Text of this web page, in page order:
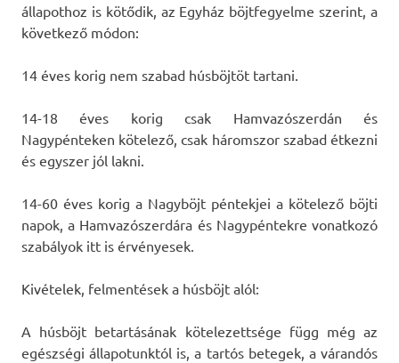
állapothoz is kötődik, az Egyház böjtfegyelme szerint, a
következő módon:
14 éves korig nem szabad húsböjtöt tartani.
14-18 éves korig csak Hamvazószerdán és
Nagypénteken kötelező, csak háromszor szabad étkezni
és egyszer jól lakni.
14-60 éves korig a Nagyböjt péntekjei a kötelező böjti
napok, a Hamvazószerdára és Nagypéntekre vonatkozó
szabályok itt is érvényesek.
Kivételek, felmentések a húsböjt alól:
A húsböjt betartásának kötelezettsége függ még az
egészségi állapotunktól is, a tartós betegek, a várandós